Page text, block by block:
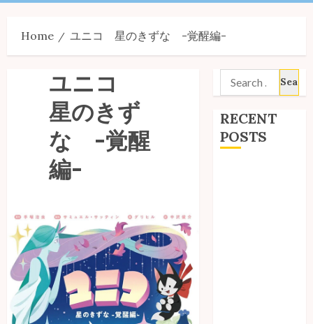
Home ユニコ 星のきずな -覚醒編-
ユニコ
星のきず
な -覚醒
編-
Search
for:
RECENT
POSTS